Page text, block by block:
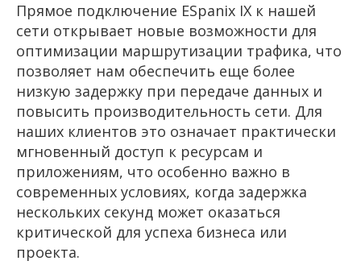
Прямое подключение ESpanix IX к нашей
сети открывает новые возможности для
оптимизации маршрутизации трафика, что
позволяет нам обеспечить еще более
низкую задержку при передаче данных и
повысить производительность сети. Для
наших клиентов это означает практически
мгновенный доступ к ресурсам и
приложениям, что особенно важно в
современных условиях, когда задержка
нескольких секунд может оказаться
критической для успеха бизнеса или
проекта.